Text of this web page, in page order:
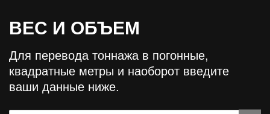
ВЕС И ОБЪЕМ
Для перевода тоннажа в погонные,
квадратные метры и наоборот введите
ваши данные ниже.